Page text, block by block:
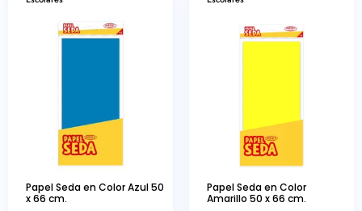
Papel Seda en Color Azul 50
x 66 cm.
Papel Seda en Color
Amarillo 50 x 66 cm.